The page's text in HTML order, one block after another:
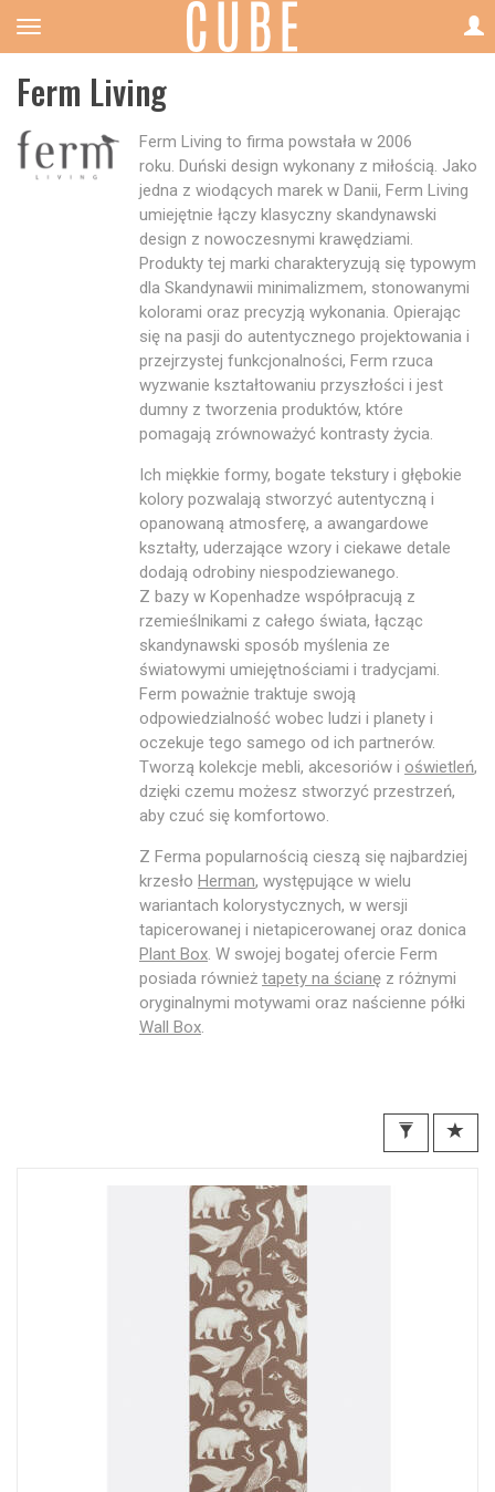
Ferm Living
Ferm Living to firma powstała w 2006
roku. Duński design wykonany z miłością. Jako
jedna z wiodących marek w Danii, Ferm Living
umiejętnie łączy klasyczny skandynawski
design z nowoczesnymi krawędziami.
Produkty tej marki charakteryzują się typowym
dla Skandynawii minimalizmem, stonowanymi
kolorami oraz precyzją wykonania. Opierając
się na pasji do autentycznego projektowania i
przejrzystej funkcjonalności, Ferm rzuca
wyzwanie kształtowaniu przyszłości i jest
dumny z tworzenia produktów, które
pomagają zrównoważyć kontrasty życia.
Ich miękkie formy, bogate tekstury i głębokie
kolory pozwalają stworzyć autentyczną i
opanowaną atmosferę, a awangardowe
kształty, uderzające wzory i ciekawe detale
dodają odrobiny niespodziewanego.
Z bazy w Kopenhadze współpracują z
rzemieślnikami z całego świata, łącząc
skandynawski sposób myślenia ze
światowymi umiejętnościami i tradycjami.
Ferm poważnie traktuje swoją
odpowiedzialność wobec ludzi i planety i
oczekuje tego samego od ich partnerów.
Tworzą kolekcje mebli, akcesoriów i oświetleń,
dzięki czemu możesz stworzyć przestrzeń,
aby czuć się komfortowo.
Z Ferma popularnością cieszą się najbardziej
krzesło Herman, występujące w wielu
wariantach kolorystycznych, w wersji
tapicerowanej i nietapicerowanej oraz donica
Plant Box. W swojej bogatej ofercie Ferm
posiada również tapety na ścianę z różnymi
oryginalnymi motywami oraz naścienne półki
Wall Box.